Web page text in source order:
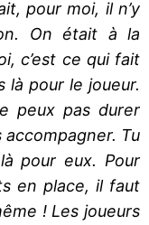
pour moi, il n’y
On était à la
c’est ce qui fait
là pour le joueur.
peux pas durer
accompagner. Tu
pour eux. Pour
en place, il faut
! Les joueurs